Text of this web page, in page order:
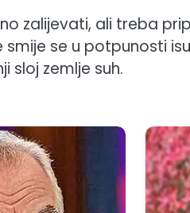
zalijevati, ali treba
se u potpunosti
sloj zemlje suh.